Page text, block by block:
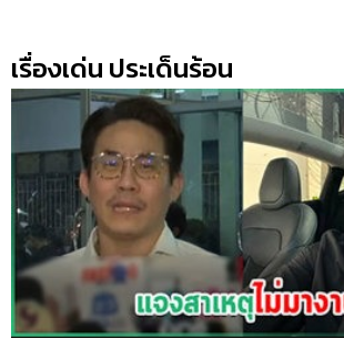
โฆษณา
ปัญหา
ร่วม
งาน
กับ
เรา
เรื่องเด่น ประเด็นร้อน